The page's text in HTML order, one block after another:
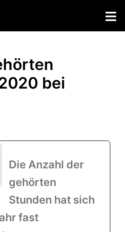
bei
Die Anzahl der
gehörten
Stunden hat sich
fast